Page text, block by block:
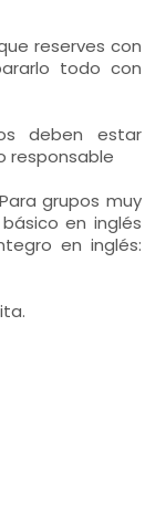
reserves con
todo con
deben estar
responsable
grupos muy
en inglés
en inglés: